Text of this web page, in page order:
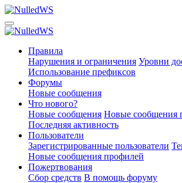
Правила
Нарушения и ограничения Уровни
Использование префиксов
Форумы
Новые сообщения
Что нового?
Новые сообщения Новые сообщения
Последняя активность
Пользователи
Зарегистрированные пользователи
Новые сообщения профилей
Пожертвования
Сбор средств В помощь форуму